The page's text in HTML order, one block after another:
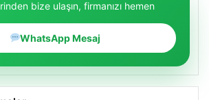
bize ulaşın, firmanızı hemen
WhatsApp Mesaj